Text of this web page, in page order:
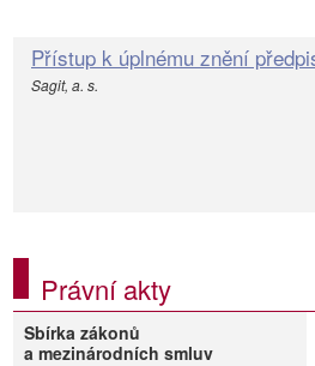
Přístup k úplnému znění
Sagit, a. s.
Právní akty
Sbírka zákonů
a mezinárodních smluv